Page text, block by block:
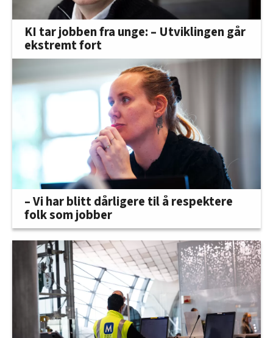
KI tar jobben fra unge: – Utviklingen går
ekstremt fort
– Vi har blitt dårligere til å respektere
folk som jobber